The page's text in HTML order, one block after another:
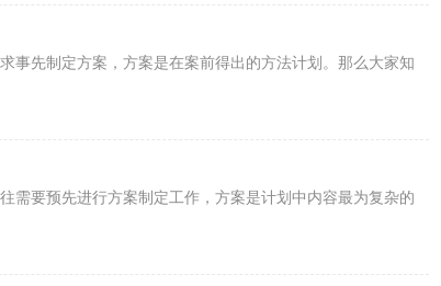
事先制定方案，方案是在案前得出的方法计划。那么大家知
需要预先进行方案制定工作，方案是计划中内容最为复杂的